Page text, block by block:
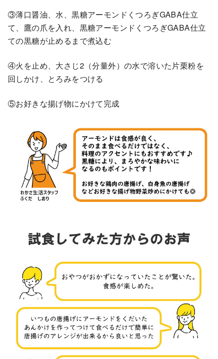
③薄口醤油、水、黒糖アーモンドくつろぎGABA仕立
て、鷹の爪を入れ、黒糖アーモンドくつろぎGABA仕立
ての黒糖が止めるまで煮込む
④火を止め、大さじ2（分量外）の水で溶いた片栗粉を
回しかけ、とろみをつける
⑤お好きな揚げ物にかけて完成